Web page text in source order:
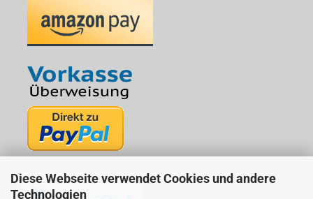
Diese Webseite verwendet Cookies und andere
Technologien